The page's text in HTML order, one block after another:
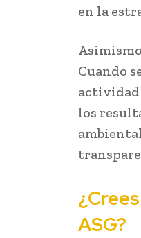
en la
Cuando
actividad
los
ASG?